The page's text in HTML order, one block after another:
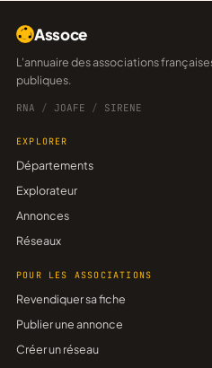
Assoce
L'annuaire des associations françaises, construit sur les données
publiques.
RNA / JOAFE / SIRENE
EXPLORER
Départements
Explorateur
Annonces
Réseaux
POUR LES ASSOCIATIONS
Revendiquer sa fiche
Publier une annonce
Créer un réseau